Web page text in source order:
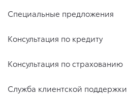
Специальные предложения
Консультация по кредиту
Консультация по страхованию
Служба клиентской поддержки